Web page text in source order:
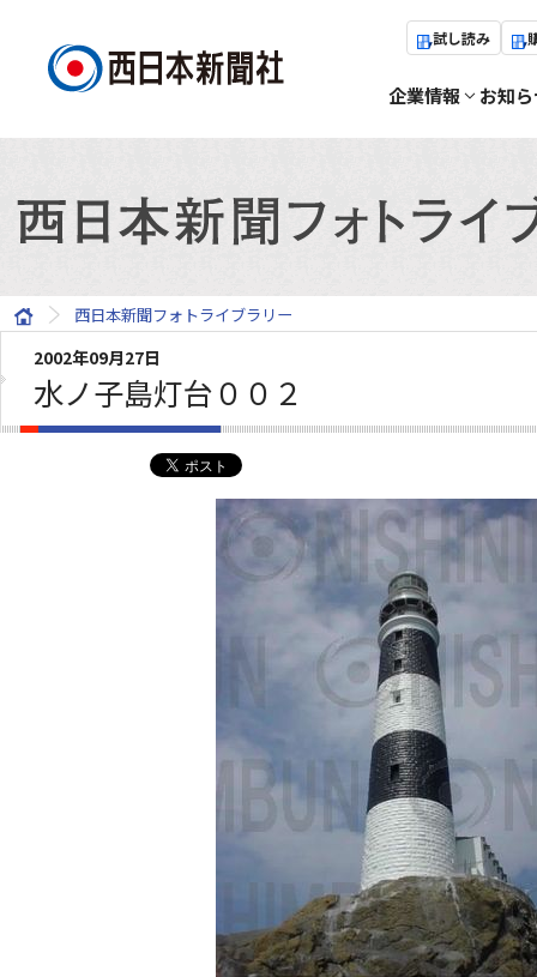
試し読み
企業情報 お知
西日本新聞フォトライブラリー
2002年09月27日
水ノ子島灯台００２